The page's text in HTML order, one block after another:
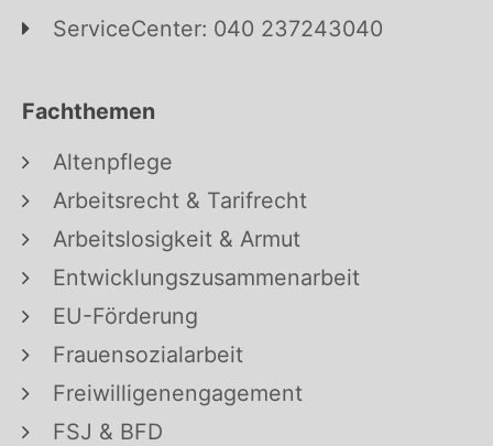
ServiceCenter: 040 237243040
Fachthemen
Altenpflege
Arbeitsrecht & Tarifrecht
Arbeitslosigkeit & Armut
Entwicklungszusammenarbeit
EU-Förderung
Frauensozialarbeit
Freiwilligenengagement
FSJ & BFD